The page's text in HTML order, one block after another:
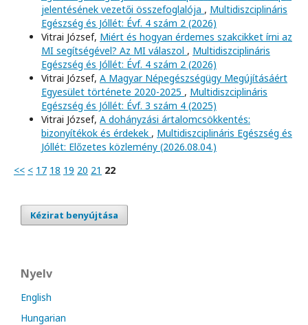
jelentésének vezetői összefoglalója , Multidiszciplináris
Egészség és Jóllét: Évf. 4 szám 2 (2026)
Vitrai József, Miért és hogyan érdemes szakcikket írni az
MI segítségével? Az MI válaszol , Multidiszciplináris
Egészség és Jóllét: Évf. 4 szám 2 (2026)
Vitrai József, A Magyar Népegészségügy Megújításáért
Egyesület története 2020-2025 , Multidiszciplináris
Egészség és Jóllét: Évf. 3 szám 4 (2025)
Vitrai József, A dohányzási ártalomcsökkentés:
bizonyítékok és érdekek , Multidiszciplináris Egészség és
Jóllét: Előzetes közlemény (2026.08.04.)
<< < 17 18 19 20 21 22
Kézirat benyújtása
Nyelv
English
Hungarian